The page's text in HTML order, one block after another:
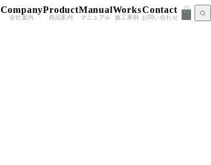
Company
会社案内
Product
商品案内
Manual
マニュアル
Works
施工事例
Contact
お問い合わせ